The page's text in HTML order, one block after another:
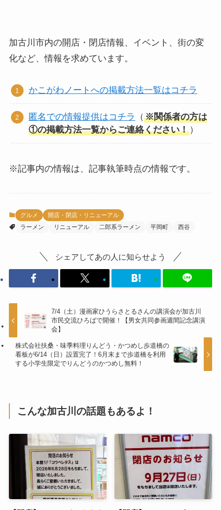
加古川市内の開店・閉店情報、イベント、街の変
化など、情報を求めています。
かこがわノートへの掲載方法一覧はコチラ
匿名での情報提供はコチラ （※関係者の方は
①の掲載方法一覧からご連絡ください！ ）
※記事内の情報は、記事執筆時点の情報です。
グルメ
開店・閉店・リニューアル
ラーメン
リニューアル 二郎系ラーメン 平岡町 西谷
シェアしてあの人に知らせよう
7/4（土）漫画家ひうらさとるさんの講演会が加古川
市民交流ひろばで開催！【男女共同参画週間記念講演
会】
株式会社扶桑・味季料理りんどう・かつめし歩道橋の
看板が6/14（日）設置完了！6月末まで歩道橋を利用
する小学生限定でりんどうのかつめし無料！
こんな加古川の話題もあるよ！